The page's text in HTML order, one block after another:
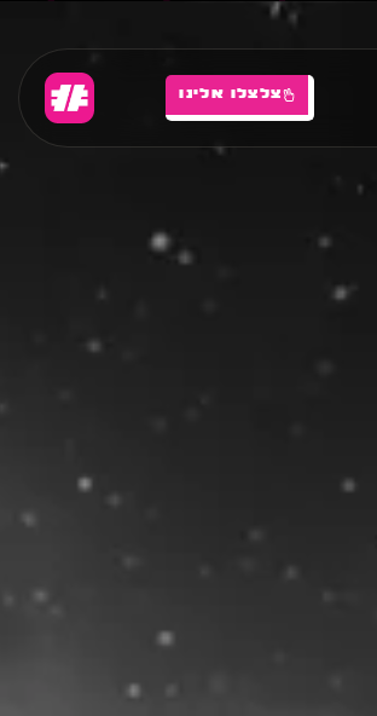
צלצלו אלינו